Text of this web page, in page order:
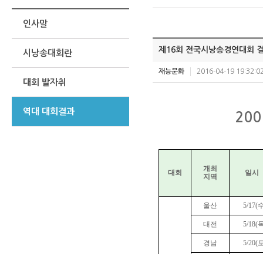
인사말
시낭송대회란
대회 발자취
역대 대회결과
제16회 전국시낭송경연대회
재능문화 2016-04-19
대회
개최
지역
일시
울산 5/17(
대전 5/18(
경남 5/20(